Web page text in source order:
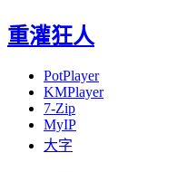
重灌狂人
PotPlayer
KMPlayer
7-Zip
MyIP
大字